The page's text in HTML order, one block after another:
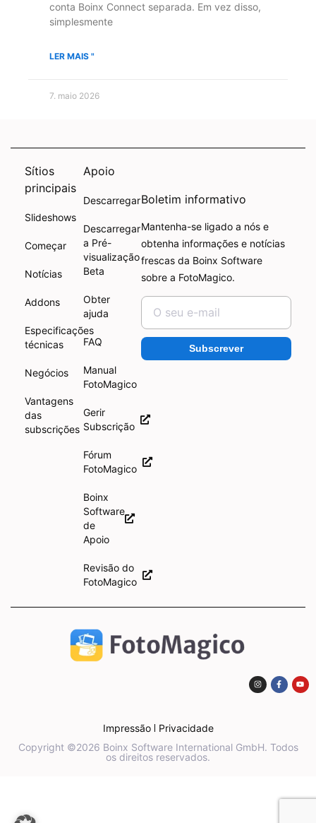
conta Boinx Connect separada. Em vez disso,
simplesmente
LER MAIS "
7. maio 2026
Sítios
principais
Slideshows
Começar
Notícias
Addons
Especificações
técnicas
Negócios
Vantagens
das
subscrições
Apoio
Descarregar
Descarregar
a Pré-
visualização
Beta
Obter
ajuda
FAQ
Manual
FotoMagico
Gerir
Subscrição
Fórum
FotoMagico
Boinx
Software
de
Apoio
Revisão do
FotoMagico
Boletim informativo
Mantenha-se ligado a nós e
obtenha informações e notícias
frescas da Boinx Software
sobre a FotoMagico.
Subscrever
Impressão
Privacidade
Copyright ©2026 Boinx Software International GmbH. Todos
os direitos reservados.